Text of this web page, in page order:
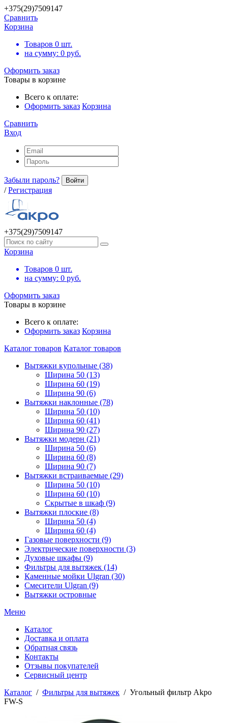
+375(29)7509147
Сравнить
Корзина
Товаров 0 шт.
на сумму: 0 руб.
Оформить заказ
Товары в корзине
Всего к оплате:
Оформить заказ Корзина
Сравнить
Вход
Забыли пароль? Войти
/ Регистрация
+375(29)7509147
Корзина
Товаров 0 шт.
на сумму: 0 руб.
Оформить заказ
Товары в корзине
Всего к оплате:
Оформить заказ Корзина
Каталог товаров Каталог товаров
Вытяжки купольные (38)
Ширина 50 (13)
Ширина 60 (19)
Ширина 90 (6)
Вытяжки наклонные (78)
Ширина 50 (10)
Ширина 60 (41)
Ширина 90 (27)
Вытяжки модерн (21)
Ширина 50 (6)
Ширина 60 (8)
Ширина 90 (7)
Вытяжки встраиваемые (29)
Ширина 50 (10)
Ширина 60 (10)
Скрытые в шкаф (9)
Вытяжки плоские (8)
Ширина 50 (4)
Ширина 60 (4)
Газовые поверхности (9)
Электрические поверхности (3)
Духовые шкафы (9)
Фильтры для вытяжек (14)
Каменные мойки Ulgran (30)
Смесители Ulgran (9)
Вытяжки островные
Меню
Каталог
Доставка и оплата
Обратная связь
Контакты
Отзывы покупателей
Сервисный центр
Каталог / Фильтры для вытяжек / Угольный фильтр Akpo
FW-S